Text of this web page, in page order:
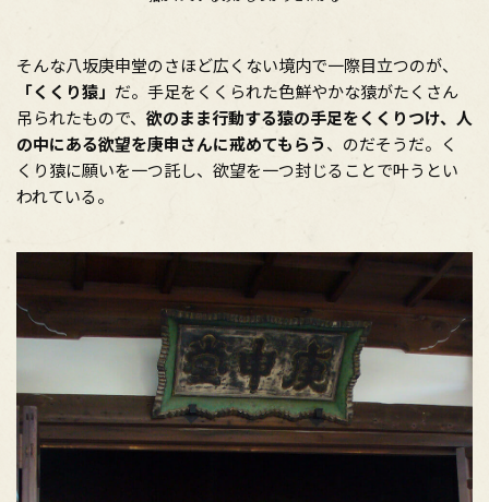
そんな八坂庚申堂のさほど広くない境内で一際目立つのが、
「くくり猿」 だ。手足をくくられた色鮮やかな猿がたくさん
吊られたもので、 欲のまま行動する猿の手足をくくりつけ、人
の中にある欲望を庚申さんに戒めてもらう、のだそうだ。く
くり猿に願いを一つ託し、欲望を一つ封じることで叶うとい
われている。